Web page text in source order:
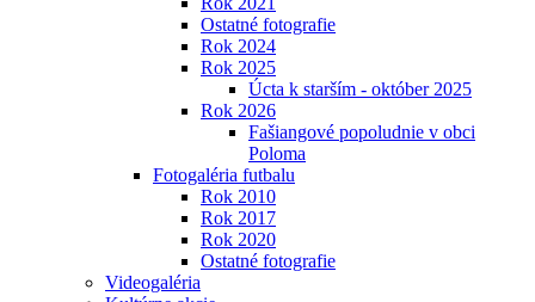
Ostatné fotografie
Rok 2024
Rok 2025
Úcta k starším - október 2025
Rok 2026
Fašiangové popoludnie v obci
Poloma
Fotogaléria futbalu
Rok 2010
Rok 2017
Rok 2020
Ostatné fotografie
Videogaléria